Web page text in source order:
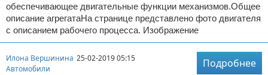
обеспечивающее двигательные функции механизмов.Общее
описание агрегатаНа странице представлено фото двигателя
с описанием рабочего процесса. Изображение
Илона Вершинина 25-02-2019 05:15
Автомобили
Подробнее